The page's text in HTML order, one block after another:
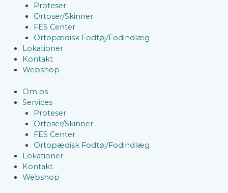
Proteser
Ortoser/Skinner
FES Center
Ortopædisk Fodtøj/Fodindlæg
Lokationer
Kontakt
Webshop
Om os
Services
Proteser
Ortoser/Skinner
FES Center
Ortopædisk Fodtøj/Fodindlæg
Lokationer
Kontakt
Webshop